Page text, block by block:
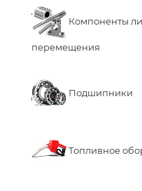
Компоненты
перемещения
Подшипники
Топливное